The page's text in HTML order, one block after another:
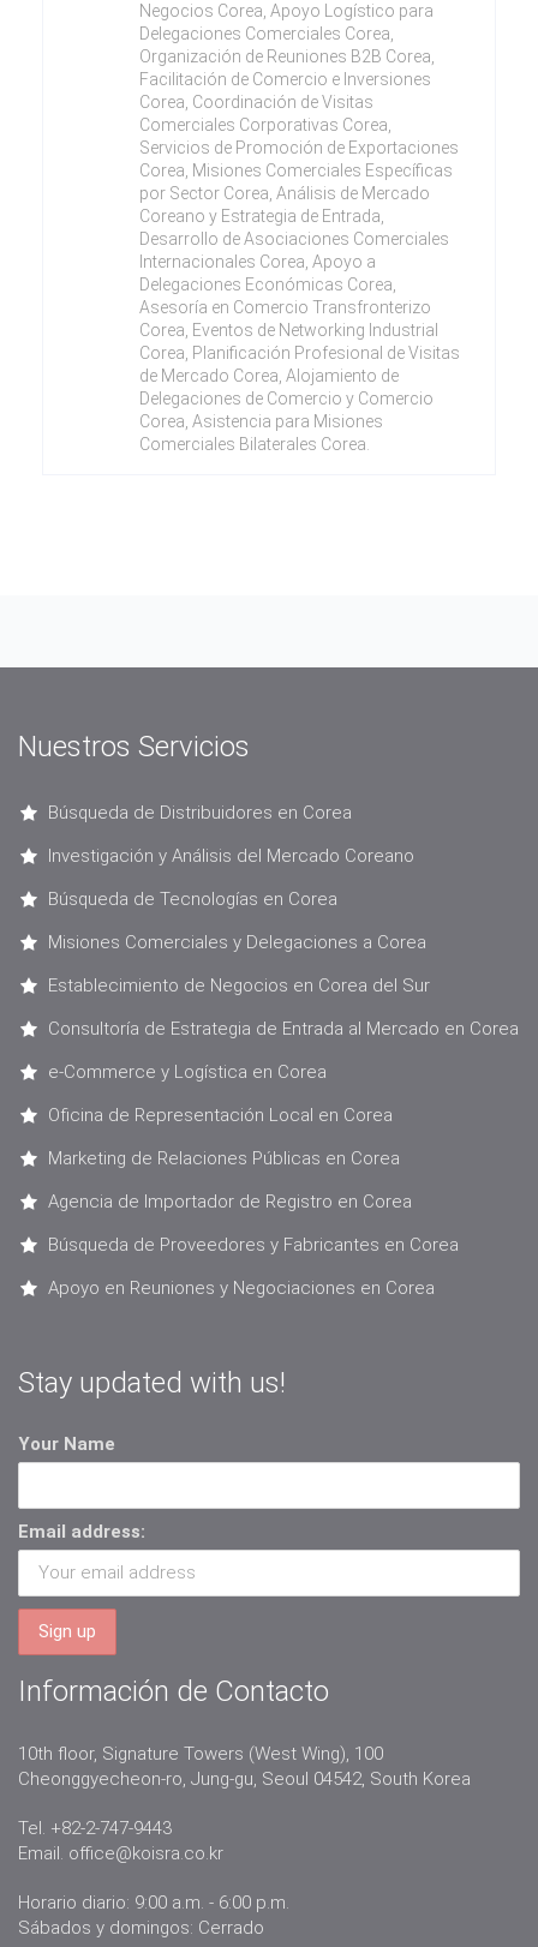
Negocios Corea, Apoyo Logístico para
Delegaciones Comerciales Corea,
Organización de Reuniones B2B Corea,
Facilitación de Comercio e Inversiones
Corea, Coordinación de Visitas
Comerciales Corporativas Corea,
Servicios de Promoción de Exportaciones
Corea, Misiones Comerciales Específicas
por Sector Corea, Análisis de Mercado
Coreano y Estrategia de Entrada,
Desarrollo de Asociaciones Comerciales
Internacionales Corea, Apoyo a
Delegaciones Económicas Corea,
Asesoría en Comercio Transfronterizo
Corea, Eventos de Networking Industrial
Corea, Planificación Profesional de Visitas
de Mercado Corea, Alojamiento de
Delegaciones de Comercio y Comercio
Corea, Asistencia para Misiones
Comerciales Bilaterales Corea.
Nuestros Servicios
Búsqueda de Distribuidores en Corea
Investigación y Análisis del Mercado Coreano
Búsqueda de Tecnologías en Corea
Misiones Comerciales y Delegaciones a Corea
Establecimiento de Negocios en Corea del Sur
Consultoría de Estrategia de Entrada al Mercado en Corea
e-Commerce y Logística en Corea
Oficina de Representación Local en Corea
Marketing de Relaciones Públicas en Corea
Agencia de Importador de Registro en Corea
Búsqueda de Proveedores y Fabricantes en Corea
Apoyo en Reuniones y Negociaciones en Corea
Stay updated with us!
Your Name
Email address:
Información de Contacto
10th floor, Signature Towers (West Wing), 100
Cheonggyecheon-ro, Jung-gu, Seoul 04542, South Korea
Tel. +82-2-747-9443
Email. office@koisra.co.kr
Horario diario: 9:00 a.m. - 6:00 p.m.
Sábados y domingos: Cerrado